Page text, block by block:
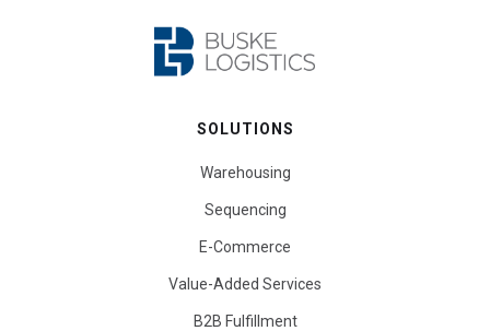
SOLUTIONS
Warehousing
Sequencing
E-Commerce
Value-Added Services
B2B Fulfillment